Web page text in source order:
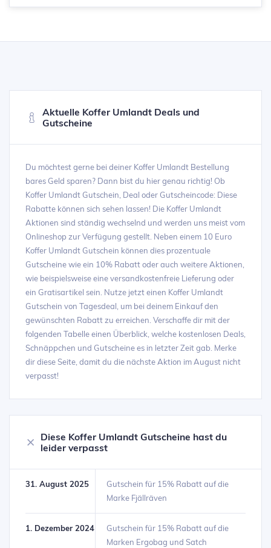
Aktuelle Koffer Umlandt Deals und
Gutscheine
Du möchtest gerne bei deiner Koffer Umlandt Bestellung
bares Geld sparen? Dann bist du hier genau richtig! Ob
Koffer Umlandt Gutschein, Deal oder Gutscheincode: Diese
Rabatte können sich sehen lassen! Die Koffer Umlandt
Aktionen sind ständig wechselnd und werden uns meist vom
Onlineshop zur Verfügung gestellt. Neben einem 10 Euro
Koffer Umlandt Gutschein können dies prozentuale
Gutscheine wie ein 10% Rabatt oder auch weitere Aktionen,
wie beispielsweise eine versandkostenfreie Lieferung oder
ein Gratisartikel sein. Nutze jetzt einen Koffer Umlandt
Gutschein von Tagesdeal, um bei deinem Einkauf den
gewünschten Rabatt zu erreichen. Verschaffe dir mit der
folgenden Tabelle einen Überblick, welche kostenlosen Deals,
Schnäppchen und Gutscheine es in letzter Zeit gab. Merke
dir diese Seite, damit du die nächste Aktion im August nicht
verpasst!
Diese Koffer Umlandt Gutscheine hast du
leider verpasst
31. August 2025
Gutschein für 15% Rabatt auf die
Marke Fjällräven
1. Dezember 2024
Gutschein für 15% Rabatt auf die
Marken Ergobag und Satch